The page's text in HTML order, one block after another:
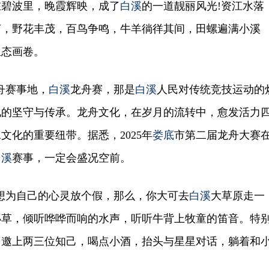
波里，晚霞辉映，成了白溪的一道靓丽风光!资江水落
野花丰茂，百鸟争鸣，牛羊徜徉其间，田螺遍满小溪
画卷。
赛事地， 白溪龙舟赛，那是白溪 人民对传统竞技运动的
坚守与传承。龙舟文化，在岁月的流转中，愈发活力
化的重要纽带。据悉，2025年娄底市第二届龙舟大赛
赛事，一定会盛况空前。
自己的心灵放个假，那么，你大可去白溪大草原走一
，倾听哗哗而响的水声，听听牛背上牧童的笛音。特
上两三位知己，喝点小酒，抬头与星星对话，躺着和